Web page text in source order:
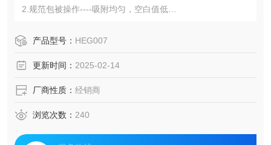
2.规范包被操作----吸附均匀，空白值低
4.适用于血浆、血清、组织匀浆液、细胞培养上清液、尿液、
5.可检测动物类型丰富：人、猴、大鼠、小鼠、兔、猪、犬、
6.检测指标齐全：炎症因子、血管生成素、动脉粥样硬化因
子、趋化因子、生长因子、基质金属蛋白酶、脂肪因子等。
产品型号： HEG007
更新时间： 2025-02-14
厂商性质： 经销商
浏览次数： 240